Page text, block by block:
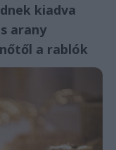
kiadva
arany
a rablók